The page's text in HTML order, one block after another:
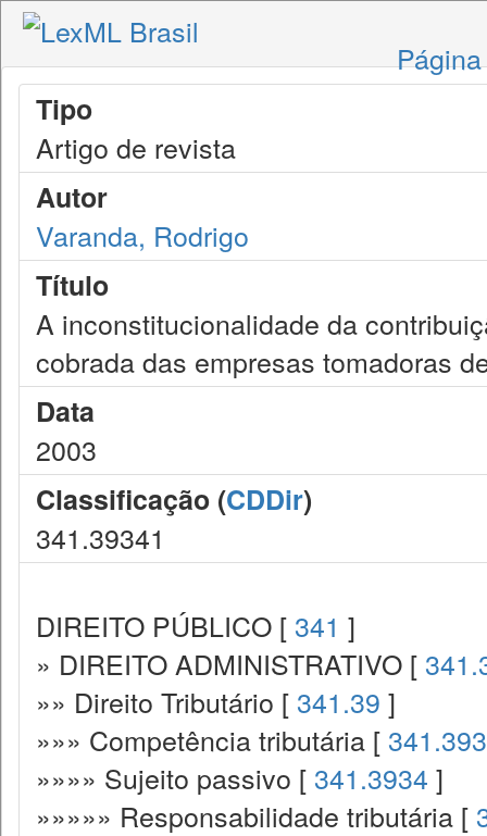
Tipo
Artigo de revista
Autor
Varanda, Rodrigo
Título
A inconstitucionalidade da
cobrada das empresas tomadoras
Data
2003
Classificação (CDDir)
341.39341
DIREITO PÚBLICO [ 341 ]
» DIREITO ADMINISTRATIVO [
»» Direito Tributário [ 341.39 ]
»»» Competência tributária [ 341.393
»»»» Sujeito passivo [ 341.3934 ]
»»»»» Responsabilidade tributária [